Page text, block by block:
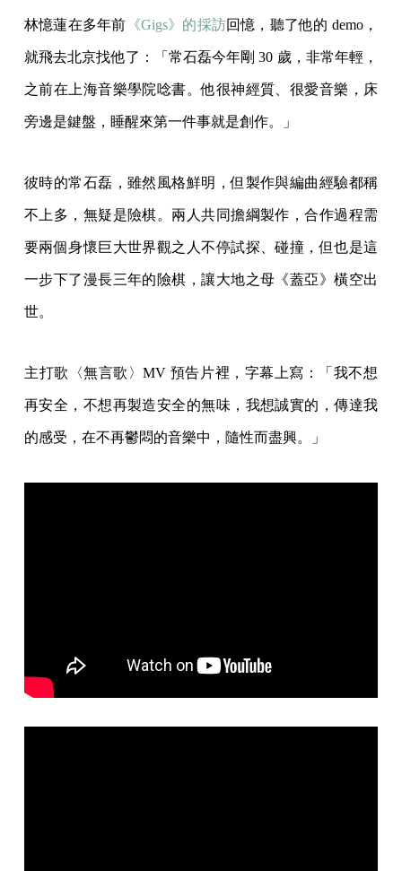
林憶蓮在多年前 《Gigs》的採訪回憶，聽了他的 demo，
就飛去北京找他了：「常石磊今年剛 30 歲，非常年輕，
之前在上海音樂學院唸書。他很神經質、很愛音樂，床
旁邊是鍵盤，睡醒來第一件事就是創作。」
彼時的常石磊，雖然風格鮮明，但製作與編曲經驗都稱
不上多，無疑是險棋。兩人共同擔綱製作，合作過程需
要兩個身懷巨大世界觀之人不停試探、碰撞，但也是這
一步下了漫長三年的險棋，讓大地之母《蓋亞》橫空出
世。
主打歌〈無言歌〉MV 預告片裡，字幕上寫：「我不想
再安全，不想再製造安全的無味，我想誠實的，傳達我
的感受，在不再鬱悶的音樂中，隨性而盡興。」